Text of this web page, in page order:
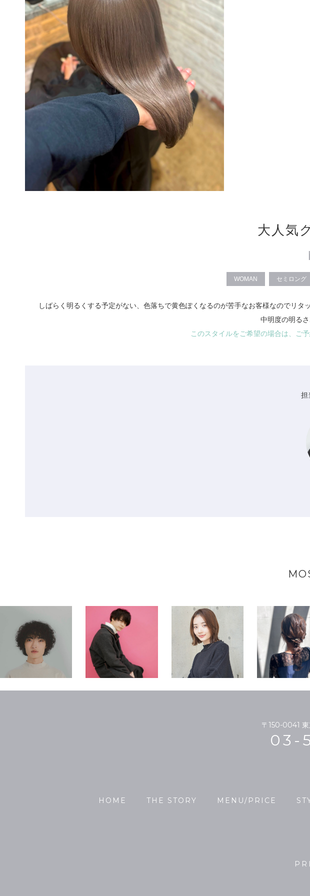
大人気
WOMAN セミロング
しばらく明るくする予定がない、色落ちで黄色ぽくなるのが苦手なお客様なのでリ
中明度の明る
このスタイルをご希望の場合は、ご
担
〒150-0041
03-
HOME THE STORY MENU/PRICE